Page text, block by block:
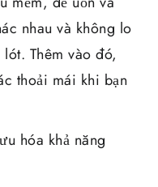
nhau và không lo
Thêm vào đó,
thoải mái khi bạn
hóa khả năng